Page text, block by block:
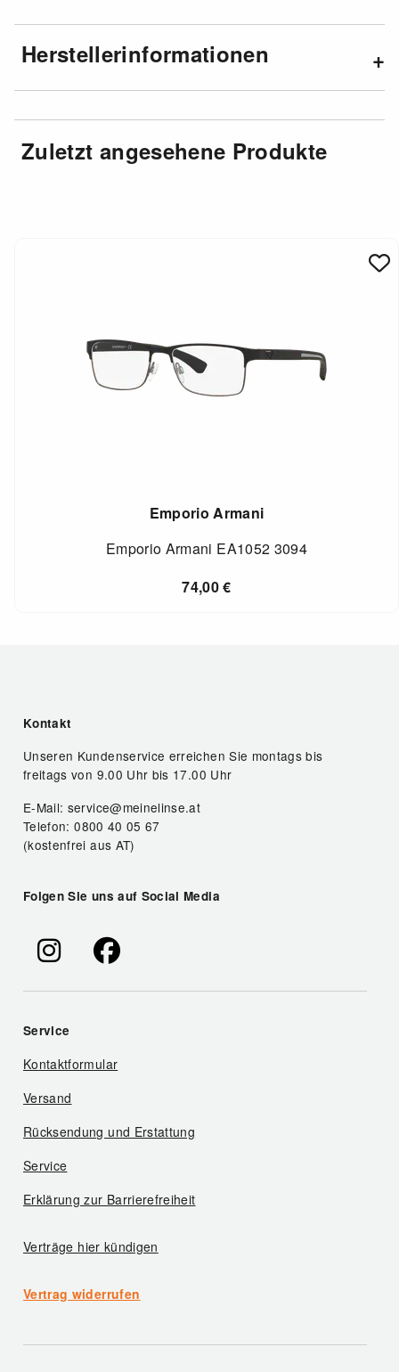
Herstellerinformationen
Zuletzt angesehene Produkte
Emporio Armani
Emporio Armani EA1052 3094
74,00€
Kontakt
Unseren Kundenservice erreichen Sie montags bis
freitags von 9.00 Uhr bis 17.00 Uhr
E-Mail: service@meinelinse.at
Telefon: 0800 40 05 67
(kostenfrei aus AT)
Folgen Sie uns auf Social Media
Service
Kontaktformular
Versand
Rücksendung und Erstattung
Service
Erklärung zur Barrierefreiheit
Verträge hier kündigen
Vertrag widerrufen